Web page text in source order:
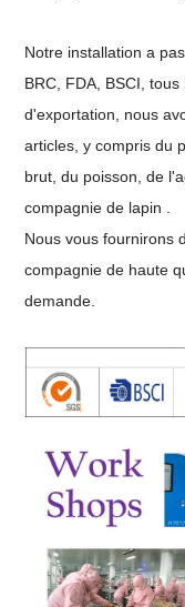
Notre installation a
BRC, FDA, BSCI,
d'exportation, nous
articles, y compris du
brut, du poisson, de
compagnie de lapin .
Nous vous fournirons
compagnie de haute
demande.